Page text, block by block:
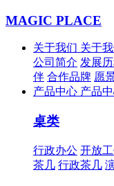
MAGIC PLACE
关于我们 关于
公司简介 发展
伴 合作品牌 愿
产品中心 产品
桌类
行政办公 开放
茶几 行政茶几